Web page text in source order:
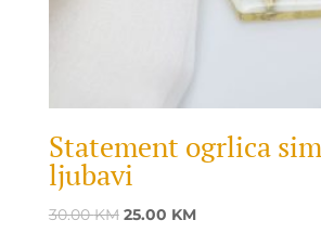
Statement ogrlica
ljubavi
30.00KM Original
25.00 KMCurrent